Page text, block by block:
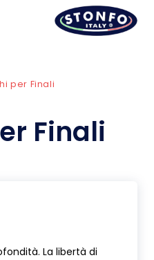
per Finali
Finali
La libertà di